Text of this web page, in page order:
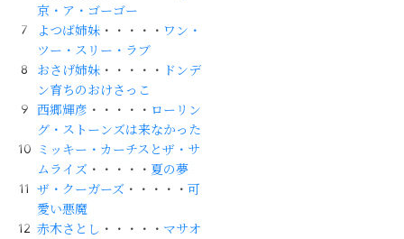
京・ア・ゴーゴー
よつば姉妹 ・・・・・ ワン・
ツー・スリー・ラブ
おさげ姉妹 ・・・・・ ドンデ
ン育ちのおけさっこ
西郷輝彦 ・・・・・ ローリン
グ・ストーンズは来なかった
ミッキー・カーチスとザ・サ
ムライズ ・・・・・ 夏の夢
ザ・クーガーズ ・・・・・可
愛い悪魔
赤木さとし ・・・・・ マサオ